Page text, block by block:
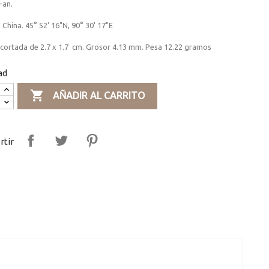
an.
45° 52' 16"N, 90° 30' 17"E
de 2.7 x 1.7 cm. Grosor 4.13 mm. Pesa 12.22 gramos
 AÑADIR AL CARRITO